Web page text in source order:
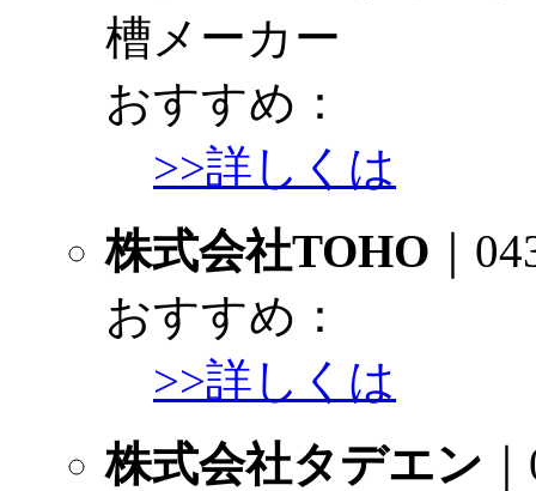
槽メーカー
おすすめ：
>>詳しくは
株式会社TOHO ｜
おすすめ：
>>詳しくは
株式会社タデエン